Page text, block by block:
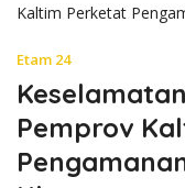
Kaltim Perketat
Etam 24
Pemprov